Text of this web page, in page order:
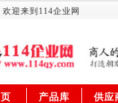
欢迎来到114企业网
产品库 供应